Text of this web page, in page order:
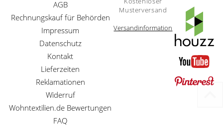
AGB
Rechnungskauf für Behörden
Impressum
Datenschutz
Kontakt
Lieferzeiten
Reklamationen
Widerruf
Wohntextilien.de Bewertungen
FAQ
Musterversand
Versandinformation